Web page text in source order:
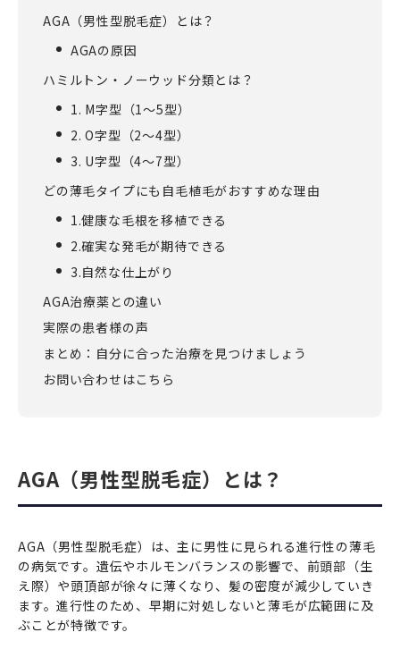
AGA（男性型脱毛症）とは？
AGAの原因
ハミルトン・ノーウッド分類とは？
1. M字型（1～5型）
2. O字型（2～4型）
3. U字型（4～7型）
どの薄毛タイプにも自毛植毛がおすすめな理由
1.健康な毛根を移植できる
2.確実な発毛が期待できる
3.自然な仕上がり
AGA治療薬との違い
実際の患者様の声
まとめ：自分に合った治療を見つけましょう
お問い合わせはこちら
AGA（男性型脱毛症）とは？
AGA（男性型脱毛症）は、主に男性に見られる進行性の薄毛
の病気です。遺伝やホルモンバランスの影響で、前頭部（生
え際）や頭頂部が徐々に薄くなり、髪の密度が減少していき
ます。進行性のため、早期に対処しないと薄毛が広範囲に及
ぶことが特徴です。